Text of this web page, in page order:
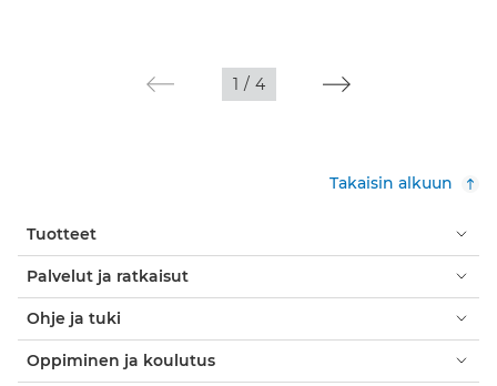
1 / 4
Takaisin alkuun
Tuotteet
Palvelut ja ratkaisut
Ohje ja tuki
Oppiminen ja koulutus